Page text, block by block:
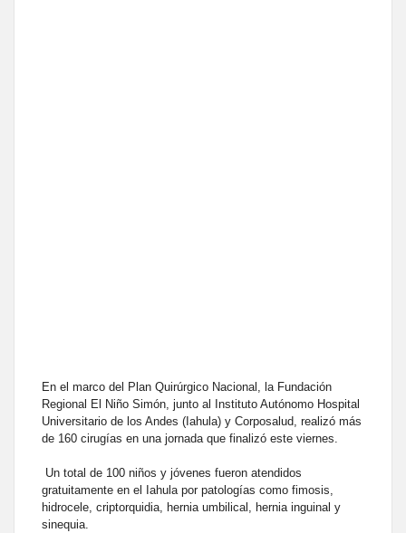
En el marco del Plan Quirúrgico Nacional, la Fundación
Regional El Niño Simón, junto al Instituto Autónomo Hospital
Universitario de los Andes (Iahula) y Corposalud, realizó más
de 160 cirugías en una jornada que finalizó este viernes.
Un total de 100 niños y jóvenes fueron atendidos
gratuitamente en el Iahula por patologías como fimosis,
hidrocele, criptorquidia, hernia umbilical, hernia inguinal y
sinequia.